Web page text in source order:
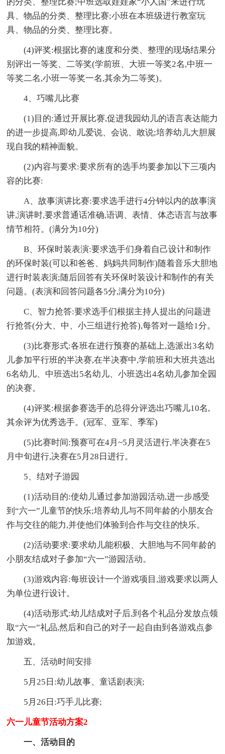
的分类、整理比赛;中班选取娃娃家“小人国”来进行玩
具、物品的分类、整理比赛;小班在本班级进行教室玩
具、物品的分类、整理比赛。
(4)评奖:根据比赛的速度和分类、整理的现场结果分
别评出一等奖、二等奖(学前班、大班一等奖2名,中班一
等奖二名,小班一等奖一名,其余为二等奖)。
4、巧嘴儿比赛
(1)目的:通过开展比赛,促进我园幼儿的语言表达能力
的进一步提高,即幼儿爱说、会说、敢说;培养幼儿大胆展
现自我的精神面貌。
(2)内容与要求:要求所有的选手均要参加以下三项内
容的比赛:
A、故事演讲比赛:要求选手进行4分钟以内的故事演
讲,演讲时,要求普通话准确,语调、表情、体态语言与故事
情节相符。(满分为10分)
B、环保时装表演:要求选手们身着自己设计和制作
的环保时装(可以和爸爸、妈妈共同制作)随着音乐大胆地
进行时装表演;随后回答有关环保时装设计和制作的有关
问题。(表演和回答问题各5分,满分为10分)
C、智力抢答:要求选手们根据主持人提出的问题进
行抢答(分大、中、小三组进行抢答),每答对一题给1分。
(3)比赛形式:各班在进行预赛的基础上,选派出3名幼
儿参加平行班的半决赛,在半决赛中,学前班和大班共选出
6名幼儿、中班选出5名幼儿、小班选出4名幼儿参加全园
的决赛。
(4)评奖:根据参赛选手的总得分评选出巧嘴儿10名,
其余评为优秀选手。(冠军、亚军、季军)
(5)比赛时间:预赛可在4月~5月灵活进行,半决赛在5
月中旬进行,决赛在5月28日进行。
5、结对子游园
(1)活动目的:使幼儿通过参加游园活动,进一步感受
到“六一”儿童节的快乐;培养幼儿与不同年龄的小朋友合
作与交往的能力,并使他们体验到合作与交往的快乐。
(2)活动要求:要求幼儿能积极、大胆地与不同年龄的
小朋友结成对子参加“六一”游园活动。
(3)游戏内容:每班设计一个游戏项目,游戏要求以两人
为单位进行设计。
(4)活动形式:幼儿结成对子后,到各个礼品分发放点领
取“六一”礼品,然后和自己的对子一起自由到各游戏点参
加游戏。
五、活动时间安排
5月25日:幼儿故事、童话剧表演;
5月26日:巧手儿比赛;
六一儿童节活动方案2
一、活动目的